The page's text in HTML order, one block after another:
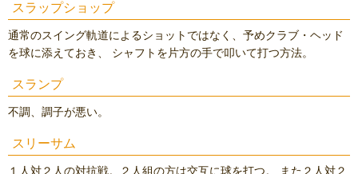
スラップショップ
通常のスイング軌道によるショットではなく、予めクラブ・ヘッド
を球に添えておき、 シャフトを片方の手で叩いて打つ方法。
スランプ
不調、調子が悪い。
スリーサム
１人対２人の対抗戦。２人組の方は交互に球を打つ。 また２人対２